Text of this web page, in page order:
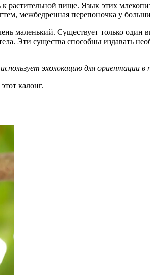
растительной пище. Язык этих
межбедренная перепоночка у
маленький. Существует только
Эти существа способны издавать
эхолокацию для ориентации в
калонг.